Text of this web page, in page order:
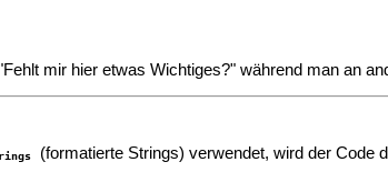
mir hier etwas Wichtiges?" während man an
(formatierte Strings) verwendet, wird der Code